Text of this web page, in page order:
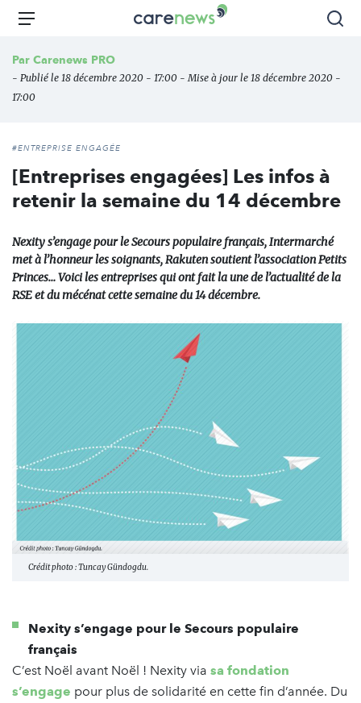
Aller
principal
Carenews,
des
Menu
Par Carenews PRO
- Publié le 18 décembre 2020 - 17:00 - Mise à jour le 18 décembre 2020 -
17:00
#ENTREPRISE ENGAGÉE
[Entreprises engagées] Les infos à
retenir la semaine du 14 décembre
Nexity s’engage pour le Secours populaire français, Intermarché
met à l’honneur les soignants, Rakuten soutient l’association Petits
Princes… Voici les entreprises qui ont fait la une de l’actualité de la
RSE et du mécénat cette semaine du 14 décembre.
Crédit photo : Tuncay Gündogdu.
Nexity s’engage pour le Secours populaire
français
C’est Noël avant Noël ! Nexity via sa fondation
s’engage pour plus de solidarité en cette fin d’année. Du